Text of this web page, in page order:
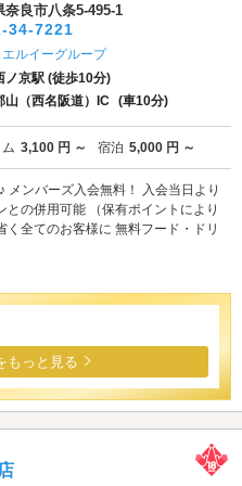
奈良市八条5-495-1
34-7221
エルイーグループ
ノ京駅 (徒歩10分)
山（西名阪道）IC (車10分)
3,100 円 ～ 宿泊 5,000 円 ～
メンバーズ入会無料！ 入会当日より
との併用可能 （保有ポイントにより
全てのお客様に 無料フード・ドリ
もっと見る